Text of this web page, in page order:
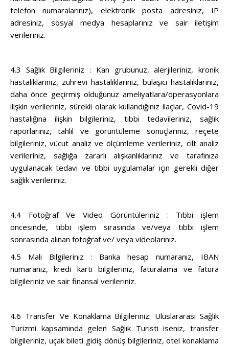
telefon numaralarınız), elektronik posta adresiniz, IP
adresiniz, sosyal medya hesaplarınız ve sair iletişim
verileriniz.
4.3 Sağlık Bilgileriniz : Kan grubunuz, alerjileriniz, kronik
hastalıklarınız, zührevi hastalıklarınız, bulaşıcı hastalıklarınız,
daha önce geçirmiş olduğunuz ameliyatlara/operasyonlara
ilişkin verileriniz, sürekli olarak kullandığınız ilaçlar, Covid-19
hastalığına ilişkin bilgileriniz, tıbbi tedavileriniz, sağlık
raporlarınız, tahlil ve görüntüleme sonuçlarınız, reçete
bilgileriniz, vücut analiz ve ölçümleme verileriniz, cilt analiz
verileriniz, sağlığa zararlı alışkanlıklarınız ve tarafınıza
uygulanacak tedavi ve tıbbi uygulamalar için gerekli diğer
sağlık verileriniz.
4.4 Fotoğraf Ve Video Görüntüleriniz : Tıbbi işlem
öncesinde, tıbbi işlem sırasında ve/veya tıbbi işlem
sonrasında alınan fotoğraf ve/ veya videolarınız.
4.5 Mali Bilgileriniz : Banka hesap numaranız, IBAN
numaranız, kredi kartı bilgileriniz, faturalama ve fatura
bilgileriniz ve sair finansal verileriniz.
4.6 Transfer Ve Konaklama Bilgileriniz: Uluslararası Sağlık
Turizmi kapsamında gelen Sağlık Turisti iseniz, transfer
bilgileriniz, uçak bileti gidiş dönüş bilgileriniz, otel konaklama